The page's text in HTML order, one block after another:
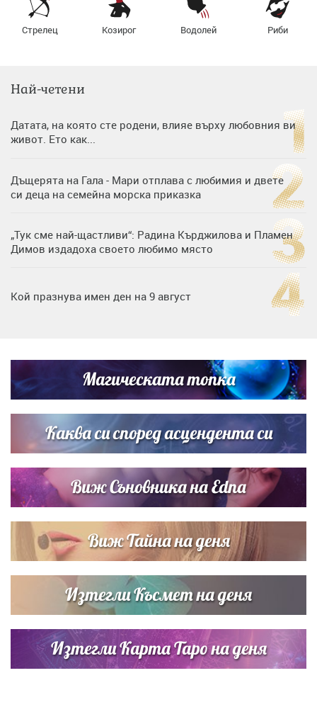
Стрелец Козирог Водолей Риби
Най-четени
Датата, на която сте родени, влияе върху любовния ви
живот. Ето как...
Дъщерята на Гала - Мари отплава с любимия и двете
си деца на семейна морска приказка
„Тук сме най-щастливи“: Радина Кърджилова и Пламен
Димов издадоха своето любимо място
Кой празнува имен ден на 9 август
Братя Аргирови я изненадаха с песен
Магическата топка
Каква си според асцендента си
Виж Съновника на Edna
Виж Тайна на деня
Изтегли Късмет на деня
Изтегли Карта Таро на деня